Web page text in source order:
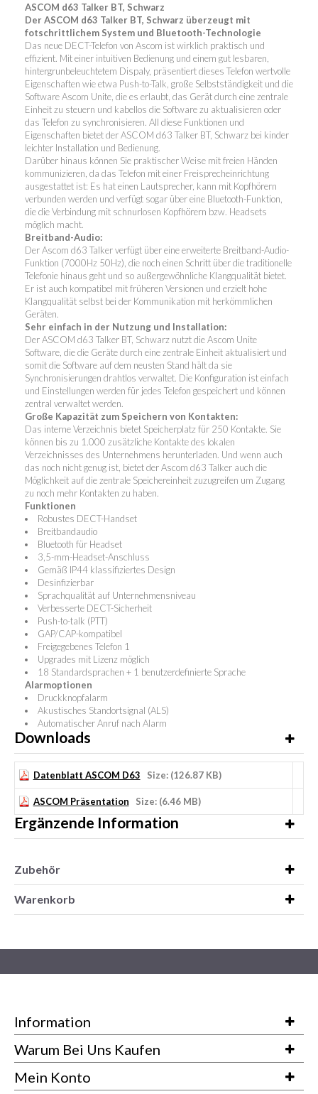
ASCOM d63 Talker BT, Schwarz
Der ASCOM d63 Talker BT, Schwarz überzeugt mit
fotschrittlichem System und Bluetooth-Technologie
Das neue DECT-Telefon von Ascom ist wirklich praktisch und
effizient. Mit einer intuitiven Bedienung und einem gut lesbaren,
hintergrunbeleuchtetem Dispaly, präsentiert dieses Telefon wertvolle
Eigenschaften wie etwa Push-to-Talk, große Selbstständigkeit und die
Software Ascom Unite, die es erlaubt, das Gerät durch eine zentrale
Einheit zu steuern und kabellos die Software zu aktualisieren oder
das Telefon zu synchronisieren. All diese Funktionen und
Eigenschaften bietet der ASCOM d63 Talker BT, Schwarz bei kinder
leichter Installation und Bedienung.
Darüber hinaus können Sie praktischer Weise mit freien Händen
kommunizieren, da das Telefon mit einer Freisprecheinrichtung
ausgestattet ist: Es hat einen Lautsprecher, kann mit Kopfhörern
verbunden werden und verfügt sogar über eine Bluetooth-Funktion,
die die Verbindung mit schnurlosen Kopfhörern bzw. Headsets
möglich macht.
Breitband-Audio:
Der Ascom d63 Talker verfügt über eine erweiterte Breitband-Audio-
Funktion (7000Hz 50Hz), die noch einen Schritt über die traditionelle
Telefonie hinaus geht und so außergewöhnliche Klangqualität bietet.
Er ist auch kompatibel mit früheren Versionen und erzielt hohe
Klangqualität selbst bei der Kommunikation mit herkömmlichen
Geräten.
Sehr einfach in der Nutzung und Installation:
Der ASCOM d63 Talker BT, Schwarz nutzt die Ascom Unite
Software, die die Geräte durch eine zentrale Einheit aktualisiert und
somit die Software auf dem neusten Stand hält da sie
Synchronisierungen drahtlos verwaltet. Die Konfiguration ist einfach
und Einstellungen werden für jedes Telefon gespeichert und können
zentral verwaltet werden.
Große Kapazität zum Speichern von Kontakten:
Das interne Verzeichnis bietet Speicherplatz für 250 Kontakte. Sie
können bis zu 1.000 zusätzliche Kontakte des lokalen
Verzeichnisses des Unternehmens herunterladen. Und wenn auch
das noch nicht genug ist, bietet der Ascom d63 Talker auch die
Möglichkeit auf die zentrale Speichereinheit zuzugreifen um Zugang
zu noch mehr Kontakten zu haben.
Funktionen
Robustes DECT-Handset
Breitbandaudio
Bluetooth für Headset
3,5-mm-Headset-Anschluss
Gemäß IP44 klassifiziertes Design
Desinfizierbar
Sprachqualität auf Unternehmensniveau
Verbesserte DECT-Sicherheit
Push-to-talk (PTT)
GAP/CAP-kompatibel
Freigegebenes Telefon 1
Upgrades mit Lizenz möglich
18 Standardsprachen + 1 benutzerdefinierte Sprache
Alarmoptionen
Druckknopfalarm
Akustisches Standortsignal (ALS)
Automatischer Anruf nach Alarm
Downloads
Datenblatt ASCOM D63 Size: (126.87 KB)
ASCOM Präsentation Size: (6.46 MB)
Ergänzende Information
Zubehör
Warenkorb
Information
Warum Bei Uns Kaufen
Mein Konto